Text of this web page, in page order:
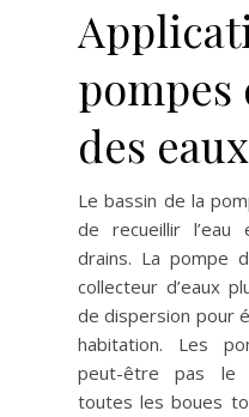
pompes
des
Le bassin de la
de recueillir
drains. La pompe
collecteur d’eaux
de dispersion pour
habitation. Les
peut-être pas le
toutes les boues